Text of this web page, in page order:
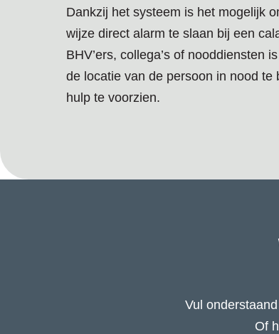
Dankzij het systeem is het mogelijk
wijze direct alarm te slaan bij een
BHV’ers, collega’s of nooddiensten
de locatie van de persoon in nood te
hulp te voorzien.
Vul
Of